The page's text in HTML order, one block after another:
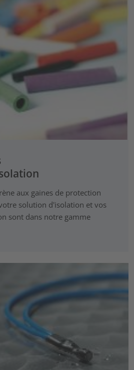
aux gaines de protection
solution d'isolation et vos
sont dans notre gamme